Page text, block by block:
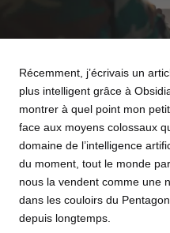
Récemment, j’écrivais un
plus intelligent grâce à
montrer à quel point mon
face aux moyens colossaux
domaine de l’intelligence
du moment, tout le monde
nous la vendent comme une
dans les couloirs du
depuis longtemps.